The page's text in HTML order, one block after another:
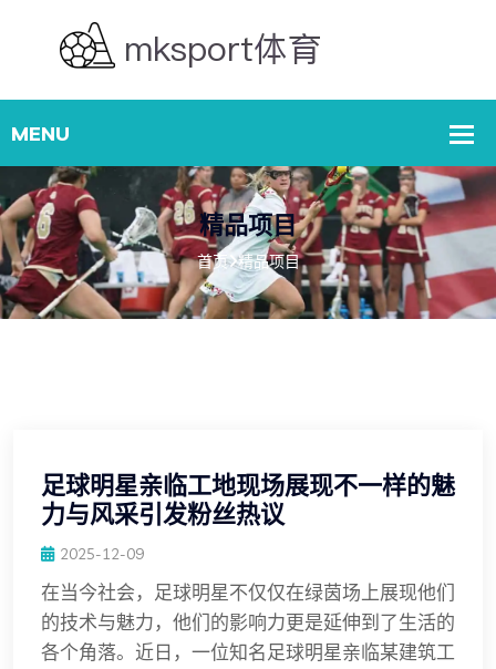
精品项目
首页 精品项目
足球明星亲临工地现场展现不一样的魅
力与风采引发粉丝热议
2025-12-09
在当今社会，足球明星不仅仅在绿茵场上展现他们
的技术与魅力，他们的影响力更是延伸到了生活的
各个角落。近日，一位知名足球明星亲临某建筑工